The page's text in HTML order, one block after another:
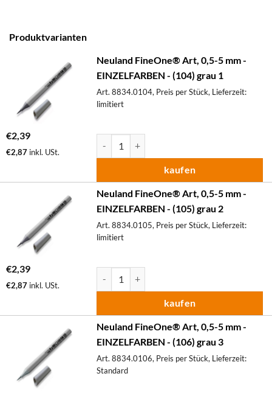
Produktvarianten
Neuland FineOne® Art, 0,5-5 mm -
EINZELFARBEN - (104) grau 1
Art. 8834.0104, Preis per Stück, Lieferzeit:
limitiert
€2,39
€2,87 inkl. USt.
kaufen
Neuland FineOne® Art, 0,5-5 mm -
EINZELFARBEN - (105) grau 2
Art. 8834.0105, Preis per Stück, Lieferzeit:
limitiert
€2,39
€2,87 inkl. USt.
kaufen
Neuland FineOne® Art, 0,5-5 mm -
EINZELFARBEN - (106) grau 3
Art. 8834.0106, Preis per Stück, Lieferzeit:
Standard